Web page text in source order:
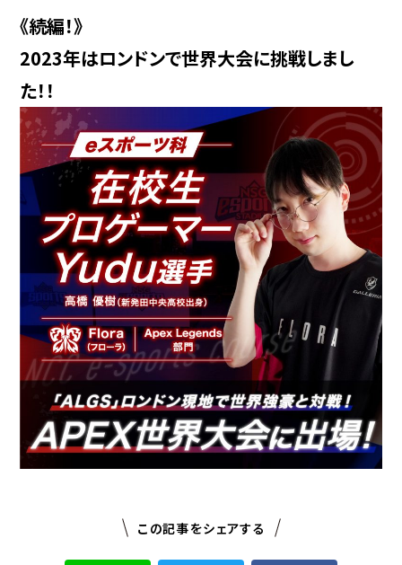
《続編！》
2023年はロンドンで世界大会に挑戦しまし
た！！
この記事をシェアする